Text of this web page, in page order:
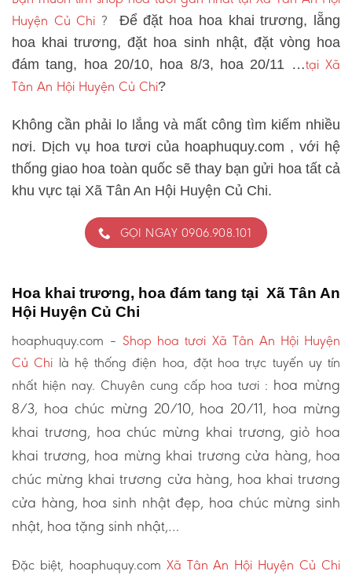
Huyện Củ Chi ? Để đặt hoa hoa khai trương, lẵng
hoa khai trương, đặt hoa sinh nhật, đặt vòng hoa
đám tang, hoa 20/10, hoa 8/3, hoa 20/11 …tại Xã
Tân An Hội Huyện Củ Chi?
Không cần phải lo lắng và mất công tìm kiếm nhiều
nơi. Dịch vụ hoa tươi của hoaphuquy.com , với hệ
thống giao hoa toàn quốc sẽ thay bạn gửi hoa tất cả
khu vực tại Xã Tân An Hội Huyện Củ Chi.
GỌI NGAY 0906.908.101
Hoa khai trương, hoa đám tang tại Xã Tân An
Hội Huyện Củ Chi
hoaphuquy.com – Shop hoa tươi Xã Tân An Hội Huyện
Củ Chi là hệ thống điện hoa, đặt hoa trực tuyến uy tín
nhất hiện nay. Chuyên cung cấp hoa tươi : hoa mừng
8/3, hoa chúc mừng 20/10, hoa 20/11, hoa mừng
khai trương, hoa chúc mừng khai trương, giỏ hoa
khai trương, hoa mừng khai trương cửa hàng, hoa
chúc mừng khai trương cửa hàng, hoa khai trương
cửa hàng, hoa sinh nhật đẹp, hoa chúc mừng sinh
nhật, hoa tặng sinh nhật,…
Đặc biệt, hoaphuquy.com Xã Tân An Hội Huyện Củ Chi